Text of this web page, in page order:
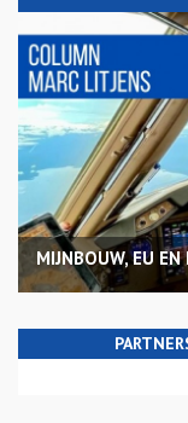
MIJNBOUW, EU